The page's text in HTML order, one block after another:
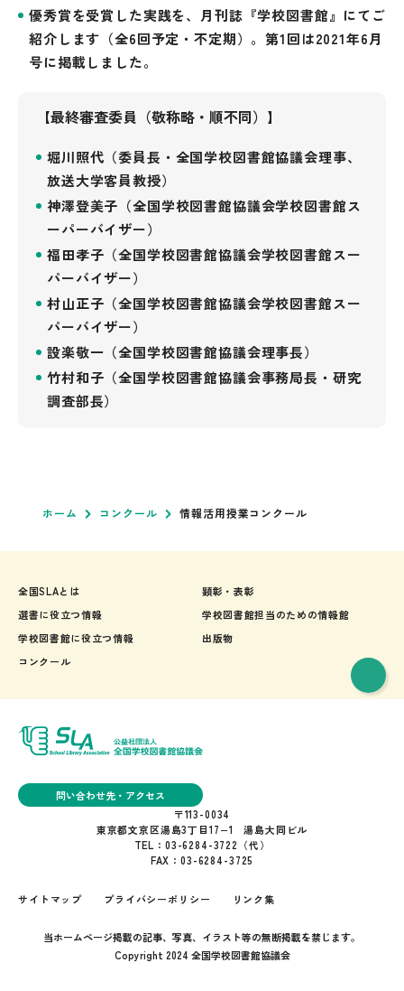
優秀賞を受賞した実践を、月刊誌『学校図書館』にてご
紹介します（全6回予定・不定期）。第1回は2021年6月
号に掲載しました。
【最終審査委員（敬称略・順不同）】
堀川照代（委員長・全国学校図書館協議会理事、
放送大学客員教授）
神澤登美子（全国学校図書館協議会学校図書館ス
ーパーバイザー）
福田孝子（全国学校図書館協議会学校図書館スー
パーバイザー）
村山正子（全国学校図書館協議会学校図書館スー
パーバイザー）
設楽敬一（全国学校図書館協議会理事長）
竹村和子（全国学校図書館協議会事務局長・研究
調査部長）
ホーム コンクール 情報活用授業コンクール
全国SLAとは
選書に役立つ情報
学校図書館に役立つ情報
コンクール
顕彰・表彰
学校図書館担当のための情報館
出版物
問い合わせ先・アクセス
〒113-0034
東京都文京区湯島3丁目17−1 湯島大同ビル
TEL：03-6284-3722（代）
FAX：03-6284-3725
サイトマップ プライバシーポリシー リンク集
当ホームページ掲載の記事、写真、イラスト等の無断掲載を禁じます。
Copyright 2024 全国学校図書館協議会